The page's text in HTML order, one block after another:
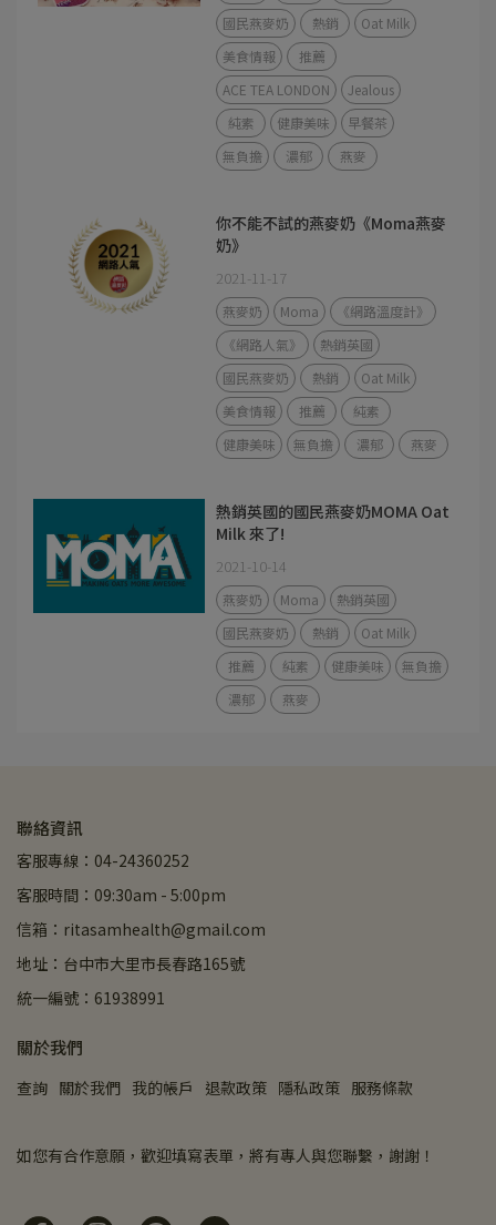
國民燕麥奶
熱銷
Oat Milk
美食情報
推薦
ACE TEA LONDON
Jealous
純素
健康美味
早餐茶
無負擔
濃郁 燕麥
你不能不試的燕麥奶《Moma燕麥
奶》
2021-11-17
燕麥奶 Moma
《網路溫度計》
《網路人氣》
熱銷英國
國民燕麥奶
熱銷
Oat Milk
美食情報
推薦
純素
健康美味
無負擔 濃郁 燕麥
熱銷英國的國民燕麥奶MOMA Oat
Milk 來了!
2021-10-14
燕麥奶 Moma
熱銷英國
國民燕麥奶
熱銷
Oat Milk
推薦
純素 健康美味
無負擔
濃郁
燕麥
聯絡資訊
客服專線：04-24360252
客服時間：09:30am - 5:00pm
信箱：ritasamhealth@gmail.com
地址：台中市大里市長春路165號
統一編號：61938991
關於我們
查詢 關於我們 我的帳戶 退款政策 隱私政策 服務條款
如您有合作意願，歡迎填寫表單，將有專人與您聯繫，謝謝！